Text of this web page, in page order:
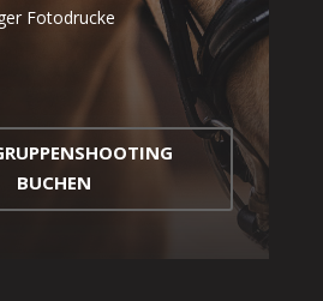
Fotodrucke
BUCHEN